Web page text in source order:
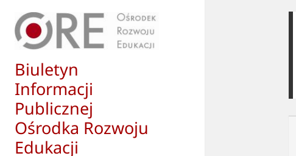
Biuletyn
Informacji
Publicznej
Ośrodka Rozwoju
Edukacji